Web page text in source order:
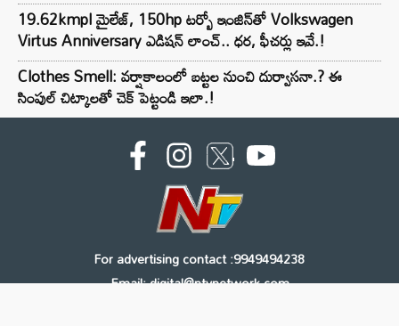
19.62kmpl మైలేజ్, 150hp టర్బో ఇంజిన్‌తో Volkswagen
Virtus Anniversary ఎడిషన్ లాంచ్.. ధర, ఫీచర్లు ఇవే.!
Clothes Smell: వర్షాకాలంలో బట్టల నుంచి దుర్వాసనా.? ఈ
సింపుల్ చిట్కాలతో చెక్ పెట్టండి ఇలా.!
For advertising contact :9949494238
Email: digital@ntvnetwork.com